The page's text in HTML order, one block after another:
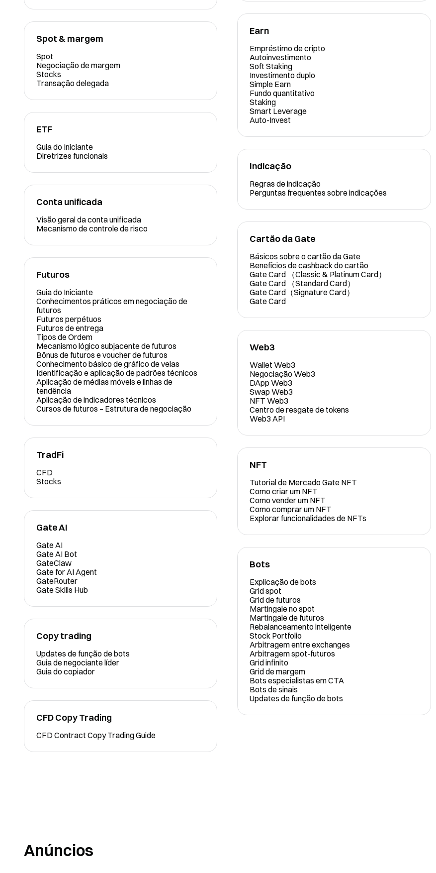
Spot & margem
Spot
Negociação de margem
Stocks
Transação delegada
ETF
Guia do Iniciante
Diretrizes funcionais
Conta unificada
Visão geral da conta unificada
Mecanismo de controle de risco
Futuros
Guia do Iniciante
Conhecimentos práticos em negociação de
futuros
Futuros perpétuos
Futuros de entrega
Tipos de Ordem
Mecanismo lógico subjacente de futuros
Bônus de futuros e voucher de futuros
Conhecimento básico de gráfico de velas
Identificação e aplicação de padrões técnicos
Aplicação de médias móveis e linhas de
tendência
Aplicação de indicadores técnicos
Cursos de futuros – Estrutura de negociação
TradFi
CFD
Stocks
Gate AI
Gate AI
Gate AI Bot
GateClaw
Gate for AI Agent
GateRouter
Gate Skills Hub
Copy trading
Updates de função de bots
Guia de negociante líder
Guia do copiador
CFD Copy Trading
CFD Contract Copy Trading Guide
Earn
Empréstimo de cripto
Autoinvestimento
Soft Staking
Investimento duplo
Simple Earn
Fundo quantitativo
Staking
Smart Leverage
Auto-Invest
Indicação
Regras de indicação
Perguntas frequentes sobre indicações
Cartão da Gate
Básicos sobre o cartão da Gate
Benefícios de cashback do cartão
Gate Card （Classic & Platinum Card）
Gate Card （Standard Card）
Gate Card（Signature Card）
Gate Card
Web3
Wallet Web3
Negociação Web3
DApp Web3
Swap Web3
NFT Web3
Centro de resgate de tokens
Web3 API
NFT
Tutorial de Mercado Gate NFT
Como criar um NFT
Como vender um NFT
Como comprar um NFT
Explorar funcionalidades de NFTs
Bots
Explicação de bots
Grid spot
Grid de futuros
Martingale no spot
Martingale de futuros
Rebalanceamento inteligente
Stock Portfolio
Arbitragem entre exchanges
Arbitragem spot-futuros
Grid infinito
Grid de margem
Bots especialistas em CTA
Bots de sinais
Updates de função de bots
Anúncios